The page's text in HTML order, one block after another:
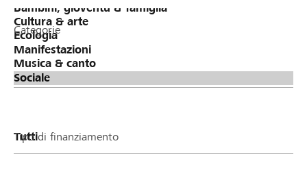
Categorie
Tipo di finanziamento